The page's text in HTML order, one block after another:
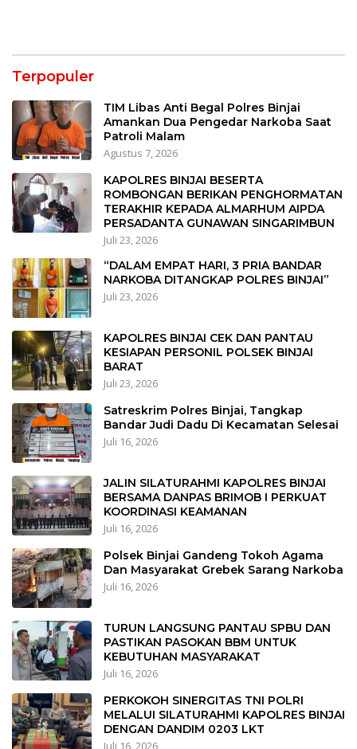
Terpopuler
TIM Libas Anti Begal Polres Binjai
Amankan Dua Pengedar Narkoba Saat
Patroli Malam
Agustus 7, 2026
KAPOLRES BINJAI BESERTA
ROMBONGAN BERIKAN PENGHORMATAN
TERAKHIR KEPADA ALMARHUM AIPDA
PERSADANTA GUNAWAN SINGARIMBUN
Juli 23, 2026
“DALAM EMPAT HARI, 3 PRIA BANDAR
NARKOBA DITANGKAP POLRES BINJAI”
Juli 23, 2026
KAPOLRES BINJAI CEK DAN PANTAU
KESIAPAN PERSONIL POLSEK BINJAI
BARAT
Juli 23, 2026
Satreskrim Polres Binjai, Tangkap
Bandar Judi Dadu Di Kecamatan Selesai
Juli 16, 2026
JALIN SILATURAHMI KAPOLRES BINJAI
BERSAMA DANPAS BRIMOB I PERKUAT
KOORDINASI KEAMANAN
Juli 16, 2026
Polsek Binjai Gandeng Tokoh Agama
Dan Masyarakat Grebek Sarang Narkoba
Juli 16, 2026
TURUN LANGSUNG PANTAU SPBU DAN
PASTIKAN PASOKAN BBM UNTUK
KEBUTUHAN MASYARAKAT
Juli 16, 2026
PERKOKOH SINERGITAS TNI POLRI
MELALUI SILATURAHMI KAPOLRES BINJAI
DENGAN DANDIM 0203 LKT
Juli 16, 2026